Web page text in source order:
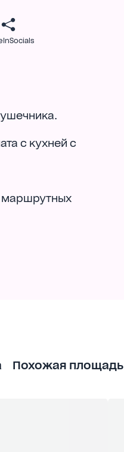
с кухней с
маршрутных
Похожая площадь